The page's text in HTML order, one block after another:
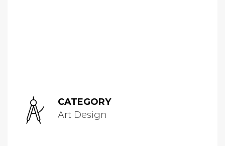
CATEGORY
Art Design